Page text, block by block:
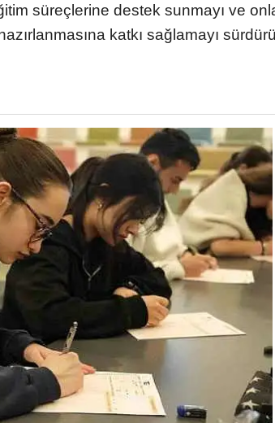
süreçlerine destek sunmayı ve
katkı sağlamayı